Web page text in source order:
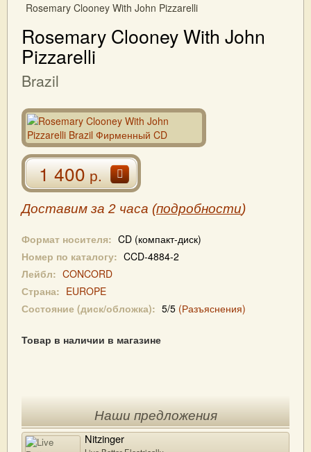
Rosemary Clooney With John Pizzarelli
Rosemary Clooney With John
Pizzarelli
Brazil
1 400р.
Доставим за 2 часа (подробности)
Формат носителя: CD (компакт-диск)
Номер по каталогу: CCD-4884-2
Лейбл: CONCORD
Страна: EUROPE
Состояние (диск/обложка): 5/5 (Разъяснения)
Товар в наличии в магазине
Наши предложения
Nitzinger